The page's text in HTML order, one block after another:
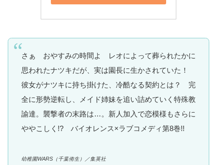
さぁ おやすみの時間よ レオによって葬られたかに
思われたナツキだが、実は園長に生かされていた！
彼女がナツキに持ち掛けた、冷酷なる契約とは？ 完
全に形勢逆転し、メイド姉妹を追い詰めていく特殊教
諭達。襲撃者の末路は…。新人加入で恋模様もさらに
ややこしく!? バイオレンス×ラブコメディ第8巻!!
幼稚園WARS（千葉侑生）／集英社